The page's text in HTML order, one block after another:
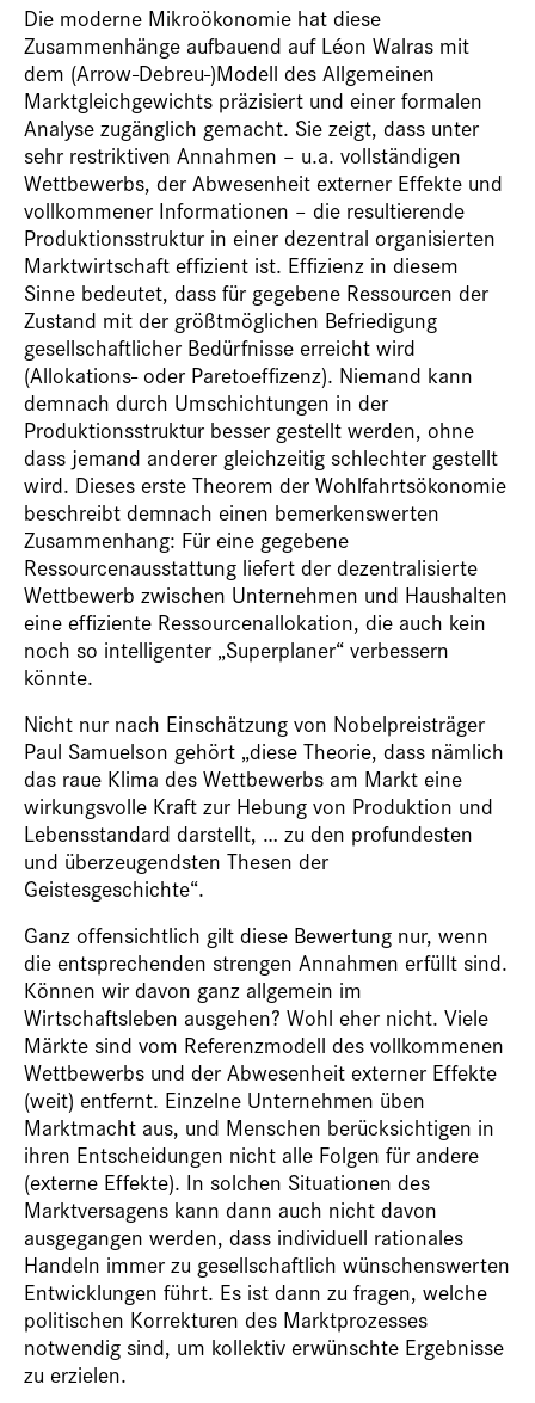
Die moderne Mikroökonomie hat diese
Zusammenhänge aufbauend auf Léon Walras mit
dem (Arrow-Debreu-)Modell des Allgemeinen
Marktgleichgewichts präzisiert und einer formalen
Analyse zugänglich gemacht. Sie zeigt, dass unter
sehr restriktiven Annahmen – u.a. vollständigen
Wettbewerbs, der Abwesenheit externer Effekte und
vollkommener Informationen – die resultierende
Produktionsstruktur in einer dezentral organisierten
Marktwirtschaft effizient ist. Effizienz in diesem
Sinne bedeutet, dass für gegebene Ressourcen der
Zustand mit der größtmöglichen Befriedigung
gesellschaftlicher Bedürfnisse erreicht wird
(Allokations- oder Paretoeffizenz). Niemand kann
demnach durch Umschichtungen in der
Produktionsstruktur besser gestellt werden, ohne
dass jemand anderer gleichzeitig schlechter gestellt
wird. Dieses erste Theorem der Wohlfahrtsökonomie
beschreibt demnach einen bemerkenswerten
Zusammenhang: Für eine gegebene
Ressourcenausstattung liefert der dezentralisierte
Wettbewerb zwischen Unternehmen und Haushalten
eine effiziente Ressourcenallokation, die auch kein
noch so intelligenter „Superplaner“ verbessern
könnte.
Nicht nur nach Einschätzung von Nobelpreisträger
Paul Samuelson gehört „diese Theorie, dass nämlich
das raue Klima des Wettbewerbs am Markt eine
wirkungsvolle Kraft zur Hebung von Produktion und
Lebensstandard darstellt, … zu den profundesten
und überzeugendsten Thesen der
Geistesgeschichte“.
Ganz offensichtlich gilt diese Bewertung nur, wenn
die entsprechenden strengen Annahmen erfüllt sind.
Können wir davon ganz allgemein im
Wirtschaftsleben ausgehen? Wohl eher nicht. Viele
Märkte sind vom Referenzmodell des vollkommenen
Wettbewerbs und der Abwesenheit externer Effekte
(weit) entfernt. Einzelne Unternehmen üben
Marktmacht aus, und Menschen berücksichtigen in
ihren Entscheidungen nicht alle Folgen für andere
(externe Effekte). In solchen Situationen des
Marktversagens kann dann auch nicht davon
ausgegangen werden, dass individuell rationales
Handeln immer zu gesellschaftlich wünschenswerten
Entwicklungen führt. Es ist dann zu fragen, welche
politischen Korrekturen des Marktprozesses
notwendig sind, um kollektiv erwünschte Ergebnisse
zu erzielen.